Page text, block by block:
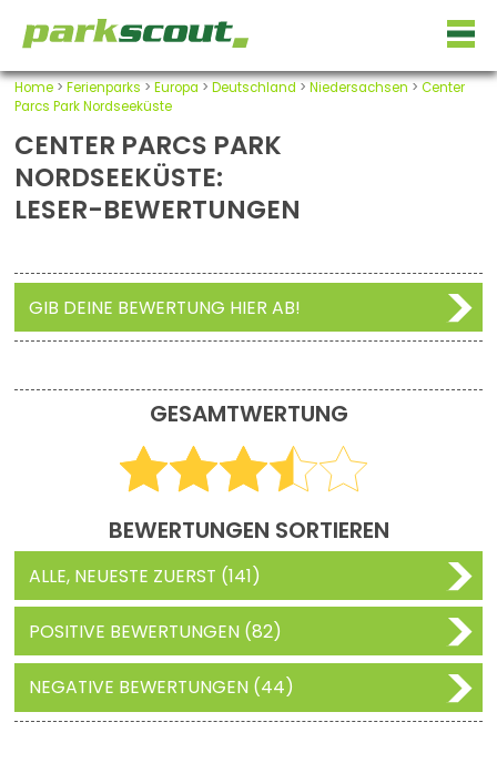
Home> Ferienparks > Europa > Deutschland > Niedersachsen > Center
Parcs Park Nordseeküste
CENTER PARCS PARK
NORDSEEKÜSTE:
LESER-BEWERTUNGEN
GIB DEINE BEWERTUNG HIER AB!
GESAMTWERTUNG
BEWERTUNGEN SORTIEREN
ALLE, NEUESTE ZUERST (141)
POSITIVE BEWERTUNGEN (82)
NEGATIVE BEWERTUNGEN (44)